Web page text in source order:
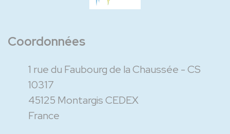
Coordonnées
1 rue du Faubourg de la Chaussée - CS
10317
45125 Montargis CEDEX
France